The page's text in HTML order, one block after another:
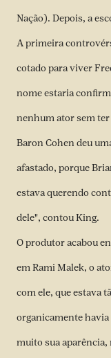
Nação). Depois, a
A primeira
cotado para viver
nome estaria
nenhum ator sem
Baron Cohen deu
afastado, porque
estava querendo
dele", contou King.
O produtor acabou
em Rami Malek, o
com ele, que estava
organicamente havia
muito sua